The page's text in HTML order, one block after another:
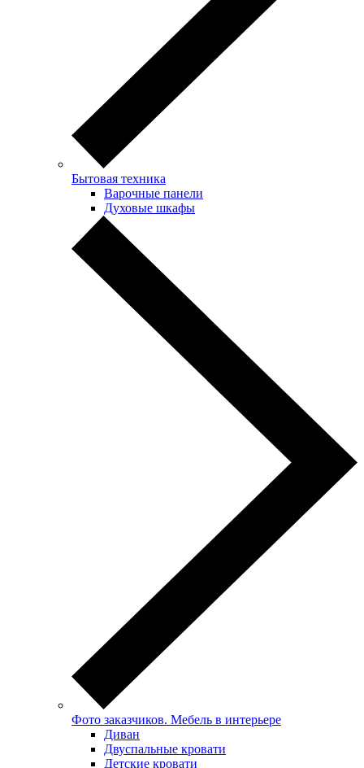
Бытовая техника
Варочные панели
Духовые шкафы
Фото заказчиков. Мебель в интерьере
Диван
Двуспальные кровати
Детские кровати